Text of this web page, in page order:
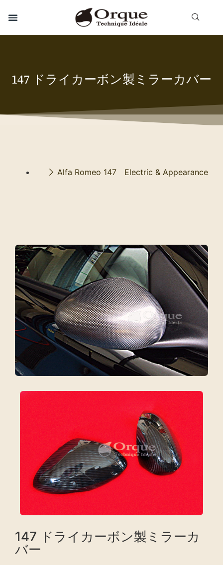
147 ドライカーボン製ミラーカバー
Alfa Romeo 147 Electric & Appearance
147 ドライカーボン製ミラーカ
バー